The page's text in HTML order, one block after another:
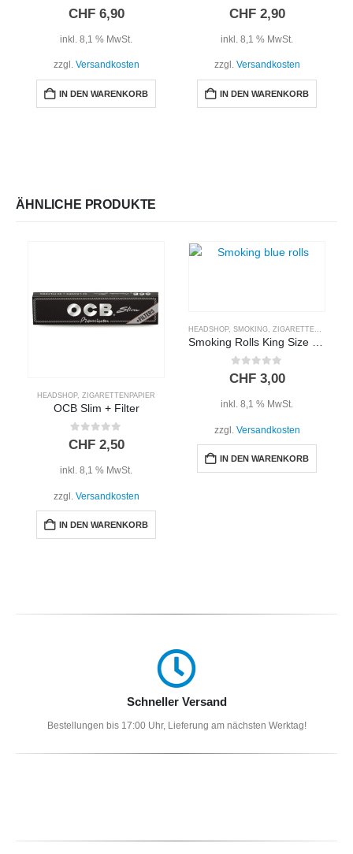
0out of 5
CHF6,90
inkl. 8,1 % MwSt.
zzgl. Versandkosten
IN DEN WARENKORB
0out of 5
CHF2,90
inkl. 8,1 % MwSt.
zzgl. Versandkosten
IN DEN WARENKORB
ÄHNLICHE PRODUKTE
HEADSHOP, ZIGARETTENPAPIER
OCB Slim + Filter
0out of 5
CHF2,50
inkl. 8,1 % MwSt.
zzgl. Versandkosten
IN DEN WARENKORB
HEADSHOP, SMOKING, ZIGARETTENPAPIER
Smoking Rolls King Size Blau
0out of 5
CHF3,00
inkl. 8,1 % MwSt.
zzgl. Versandkosten
IN DEN WARENKORB
Schneller Versand
Bestellungen bis 17:00 Uhr, Lieferung am nächsten Werktag!